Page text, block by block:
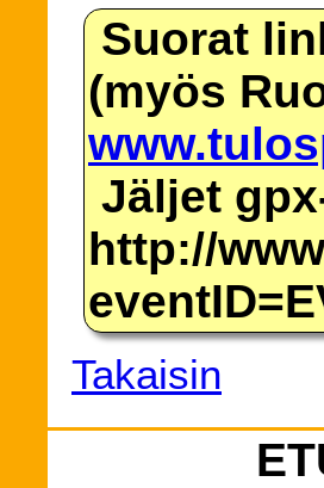
Suorat
(myös
Jäljet
http://
Takaisin